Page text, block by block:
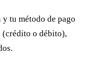
tu método de pago
(crédito o débito),